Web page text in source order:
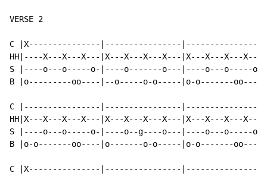
VERSE 2
C |X---------------|----------------
HH|----X---X---X---|X---X---X---X---|X---X---X---
S |----o---o-----o-|----o-------o---|----o---o-----
B |o---------oo----|--o-----o-o-----|o-o-------
C |----------------|----------------|----------------
HH|X---X---X---X---|X---X---X---X---|X---X---X---
S |----o---o-----o-|----o--g----o---|----o---o-----o-
B |o-o-------oo----|o-------o-o-----|o-o-------
C |X---------------|----------------